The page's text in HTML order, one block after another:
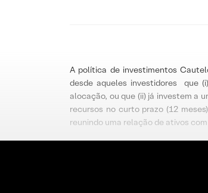
A política de investimentos
desde aqueles investidores que
alocação, ou que (ii) já investem a
recursos no curto prazo (12
reunindo uma relação de ativos